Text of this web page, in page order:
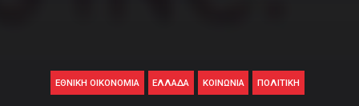
ΕΘΝΙΚΉ ΟΙΚΟΝΟΜΊΑ ΕΛΛΑΔΑ ΚΟΙΝΩΝΊΑ ΠΟΛΙΤΙΚΉ